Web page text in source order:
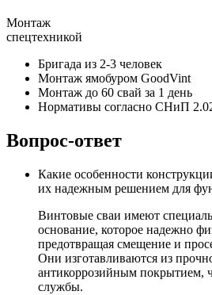
Монтаж
спецтехникой
Бригада из 2-3 человек
Монтаж ямобуром GoodVint
Монтаж до 60 свай за 1 день
Нормативы согласно СНиП
Вопрос-ответ
Какие особенности
их надежным решением для
Винтовые сваи имеют
основание, которое надежно
предотвращая смещение и
Они изготавливаются из
антикоррозийным покрытием,
службы.